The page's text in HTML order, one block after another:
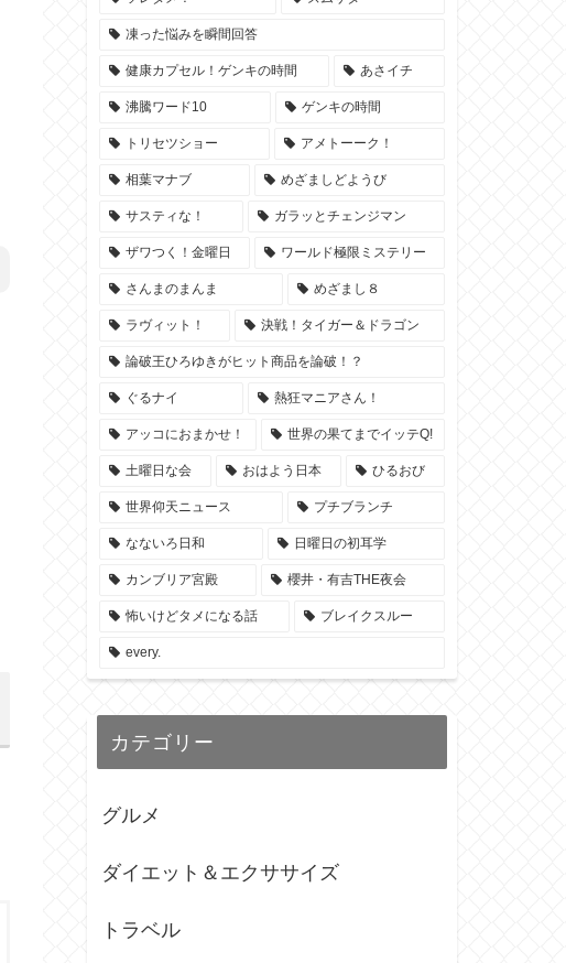
凍った悩みを瞬間回答
健康カプセル！ゲンキの時間 あさイチ
沸騰ワード10 ゲンキの時間
トリセツショー アメトーーク！
相葉マナブ めざましどようび
サスティな！ ガラッとチェンジマン
ザワつく！金曜日 ワールド極限ミステリー
さんまのまんま めざまし８
ラヴィット！ 決戦！タイガー＆ドラゴン
論破王ひろゆきがヒット商品を論破！？
ぐるナイ 熱狂マニアさん！
アッコにおまかせ！ 世界の果てまでイッテQ!
土曜日な会 おはよう日本 ひるおび
世界仰天ニュース プチブランチ
なないろ日和 日曜日の初耳学
カンブリア宮殿 櫻井・有吉THE夜会
怖いけどタメになる話 ブレイクスルー
every.
カテゴリー
グルメ
ダイエット＆エクササイズ
トラベル